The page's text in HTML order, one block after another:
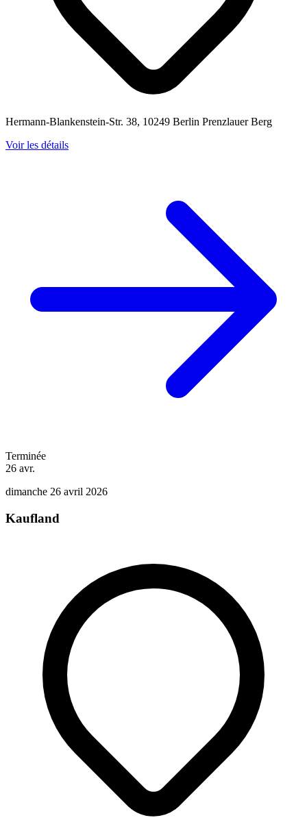
Hermann-Blankenstein-Str. 38, 10249 Berlin Prenzlauer Berg
Voir les détails
Terminée
26 avr.
dimanche 26 avril 2026
Kaufland